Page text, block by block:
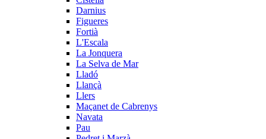
Darnius
Figueres
Fortià
L'Escala
La Jonquera
La Selva de Mar
Lladó
Llançà
Llers
Maçanet de Cabrenys
Navata
Pau